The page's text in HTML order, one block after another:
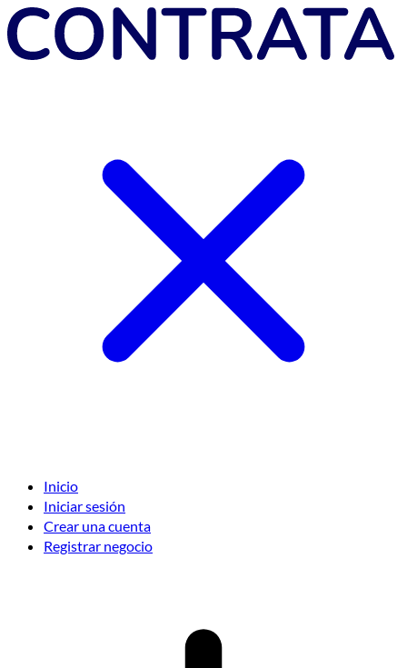
Inicio
Iniciar sesión
Crear una cuenta
Registrar negocio